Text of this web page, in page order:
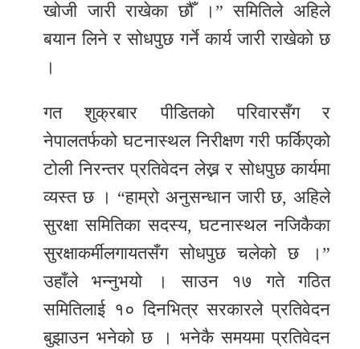
खोजी जारी राखेका छौँ ।” समितिले अहिले
बयान लिने र सोधपुछ गर्ने कार्य जारी राखेको छ
।
गत शुक्रबार पीडितको परिवारसँग र
नेपालतर्फको घटनास्थल निरीक्षण गरी फर्किएको
टोली निरन्तर प्रतिवेदन लेख्न र सोधपुछ कार्यमा
व्यस्त छ । “हाम्रो अनुसन्धान जारी छ, अहिले
सुरक्षा समितिका सदस्य, घटनास्थल नजिकैका
सुरक्षाकर्मीलगायतसँग सोधपुछ चलेको छ ।”
उहाँले भन्नुभयो । साउन १७ गते गठित
समितिलाई १० दिनभित्र सरकारले प्रतिवेदन
बुझाउन भनेको छ । भनेकै समयमा प्रतिवेदन